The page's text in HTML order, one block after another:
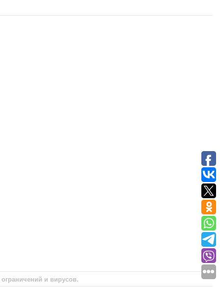
и вирусов.